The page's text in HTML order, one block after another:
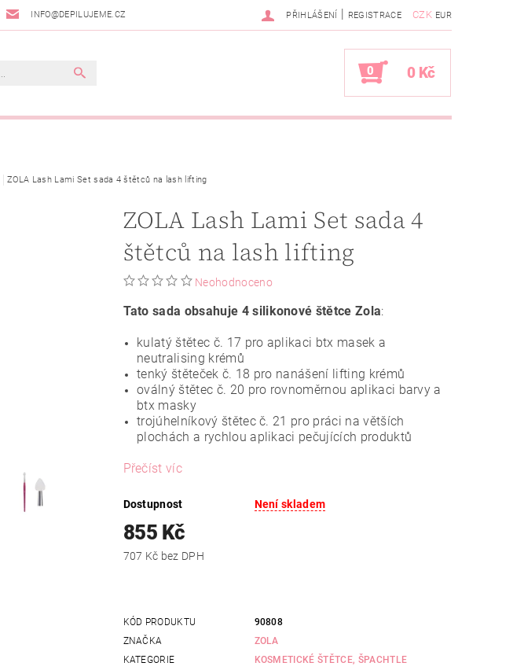
INFO@DEPILUJEME.CZ CZK EUR
PŘIHLÁŠENÍ | REGISTRACE
0 0 Kč
ZOLA Lash Lami Set sada 4 štětců na lash lifting
ZOLA Lash Lami Set sada 4
štětců na lash lifting
Neohodnoceno
Tato sada obsahuje 4 silikonové štětce Zola:
kulatý štětec č. 17 pro aplikaci btx masek a
neutralising krémů
tenký štěteček č. 18 pro nanášení lifting krémů
oválný štětec č. 20 pro rovnoměrnou aplikaci barvy a
btx masky
trojúhelníkový štětec č. 21 pro práci na větších
plochách a rychlou aplikaci pečujících produktů
Přečíst víc
Dostupnost Není skladem
855 Kč
707 Kč bez DPH
KÓD PRODUKTU
90808
ZNAČKA
ZOLA
KATEGORIE
KOSMETICKÉ ŠTĚTCE, ŠPACHTLE